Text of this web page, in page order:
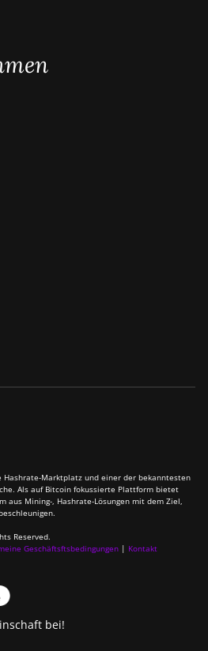
Marktplatz und einer der bekanntesten
Als auf Bitcoin fokussierte Plattform bietet
aus Mining-, Hashrate-Lösungen mit dem Ziel,
Reserved.
Geschäftsftsbedingungen | Kontakt
bei!